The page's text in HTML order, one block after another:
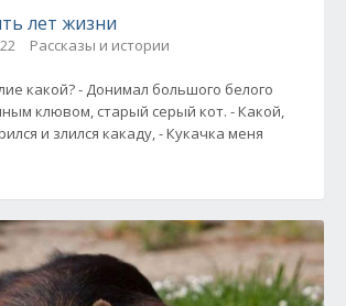
лет жизни
Рассказы и истории
какой? - Донимал большого белого
клювом, старый серый кот. - Какой,
и злился какаду, - Кукачка меня